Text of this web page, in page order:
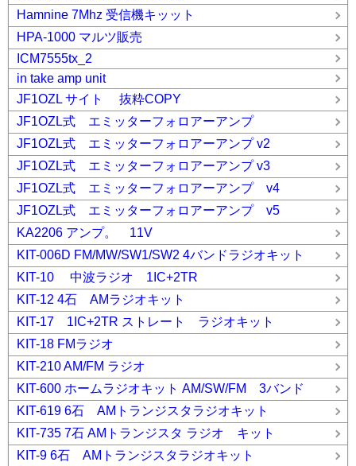
Hamnine 7Mhz 受信機キッット
HPA-1000 マルツ販売
ICM7555tx_2
in take amp unit
JF1OZL サイト 抜粋COPY
JF1OZL式 エミッターフォロアーアンプ
JF1OZL式 エミッターフォロアーアンプ v2
JF1OZL式 エミッターフォロアーアンプ v3
JF1OZL式 エミッターフォロアーアンプ v4
JF1OZL式 エミッターフォロアーアンプ v5
KA2206 アンプ。 11V
KIT-006D FM/MW/SW1/SW2 4バンドラジオキット
KIT-10 中波ラジオ 1IC+2TR
KIT-12 4石 AMラジオキット
KIT-17 1IC+2TR ストレート ラジオキット
KIT-18 FMラジオ
KIT-210 AM/FM ラジオ
KIT-600 ホームラジオキット AM/SW/FM 3バンド
KIT-619 6石 AMトランジスタラジオキット
KIT-735 7石 AMトランジスタ ラジオ キット
KIT-9 6石 AMトランジスタラジオキット